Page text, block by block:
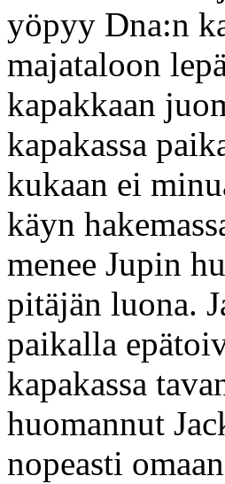
yöpyy Dna:n
majataloon
kapakkaan
kapakassa
kukaan ei
käyn
menee Jupin
pitäjän luona.
paikalla
kapakassa
huomannut
nopeasti